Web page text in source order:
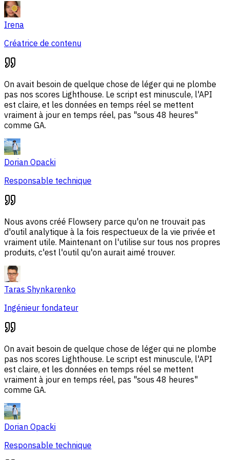
Irena
Créatrice de contenu
On avait besoin de quelque chose de léger qui ne plombe
pas nos scores Lighthouse. Le script est minuscule, l'API
est claire, et les données en temps réel se mettent
vraiment à jour en temps réel, pas "sous 48 heures"
comme GA.
Dorian Opacki
Responsable technique
Nous avons créé Flowsery parce qu'on ne trouvait pas
d'outil analytique à la fois respectueux de la vie privée et
vraiment utile. Maintenant on l'utilise sur tous nos propres
produits, c'est l'outil qu'on aurait aimé trouver.
Taras Shynkarenko
Ingénieur fondateur
On avait besoin de quelque chose de léger qui ne plombe
pas nos scores Lighthouse. Le script est minuscule, l'API
est claire, et les données en temps réel se mettent
vraiment à jour en temps réel, pas "sous 48 heures"
comme GA.
Dorian Opacki
Responsable technique